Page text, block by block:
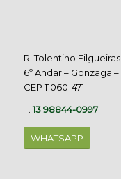
R. Tolentino Filgueiras,
6º Andar – Gonzaga
CEP 11060-471
T.13 98844-0997
WHATSAPP